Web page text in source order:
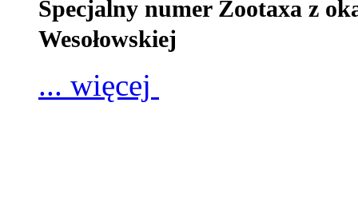
Specjalny numer Zootaxa z
Wesołowskiej
... więcej